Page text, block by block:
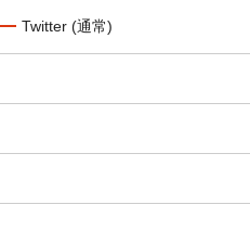
Twitter (通常)